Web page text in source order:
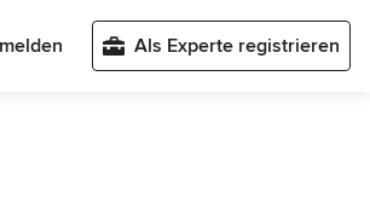
Als Experte registrieren